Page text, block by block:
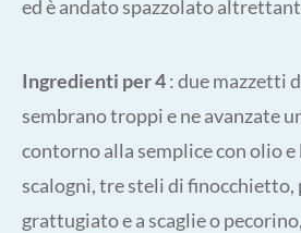
ed è andato spazzolato
Ingredienti per 4: due mazzetti
sembrano troppi e ne avanzate
contorno alla semplice con olio
scalogni, tre steli di finocchietto,
grattugiato e a scaglie o